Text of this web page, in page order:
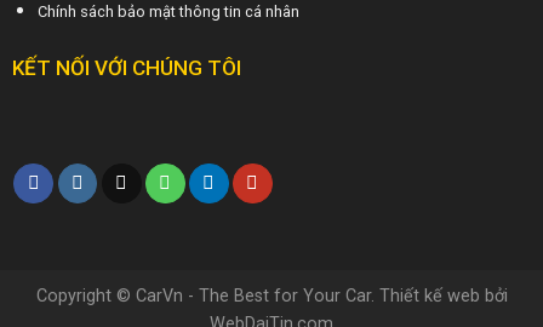
Chính sách bảo mật thông tin cá nhân
KẾT NỐI VỚI CHÚNG TÔI
Copyright © CarVn - The Best for Your Car. Thiết kế web bởi